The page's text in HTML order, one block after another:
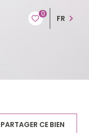
0 FR
PARTAGER CE BIEN